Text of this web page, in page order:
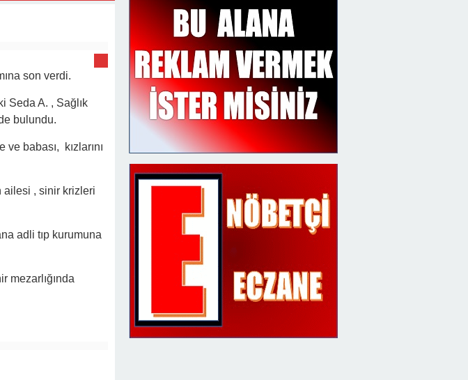
son verdi.
Seda A. , Sağlık
bulundu.
babası, kızlarını
ailesi , sinir krizleri
adli tıp kurumuna
mezarlığında